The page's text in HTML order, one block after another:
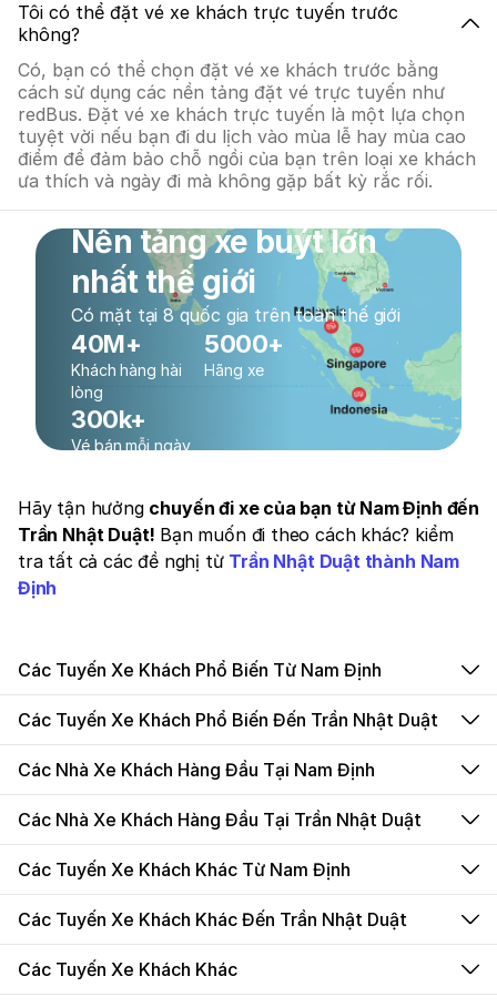
Tôi có thể đặt vé xe khách trực tuyến trước
không?
Có, bạn có thể chọn đặt vé xe khách trước bằng
cách sử dụng các nền tảng đặt vé trực tuyến như
redBus. Đặt vé xe khách trực tuyến là một lựa chọn
tuyệt vời nếu bạn đi du lịch vào mùa lễ hay mùa cao
điểm để đảm bảo chỗ ngồi của bạn trên loại xe khách
ưa thích và ngày đi mà không gặp bất kỳ rắc rối.
Nền tảng xe buýt lớn
nhất thế giới
Có mặt tại 8 quốc gia trên toàn thế giới
40M+
Khách hàng hài
lòng
5000+
Hãng xe
300k+
Vé bán mỗi ngày
Hãy tận hưởng chuyến đi xe của bạn từ Nam Định đến
Trần Nhật Duật! Bạn muốn đi theo cách khác? kiểm
tra tất cả các đề nghị từ Trần Nhật Duật thành Nam
Định
Các Tuyến Xe Khách Phổ Biến Từ Nam Định
Các Tuyến Xe Khách Phổ Biến Đến Trần Nhật Duật
Các Nhà Xe Khách Hàng Đầu Tại Nam Định
Các Nhà Xe Khách Hàng Đầu Tại Trần Nhật Duật
Các Tuyến Xe Khách Khác Từ Nam Định
Các Tuyến Xe Khách Khác Đến Trần Nhật Duật
Các Tuyến Xe Khách Khác